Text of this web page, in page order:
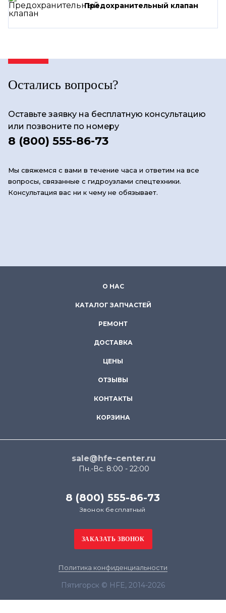
Предохранительный клапан
Остались вопросы?
Оставьте заявку на бесплатную консультацию
или позвоните по номеру
8 (800) 555-86-73
Мы свяжемся с вами в течение часа и ответим на все
вопросы, связанные с гидроузлами спецтехники.
Консультация вас ни к чему не обязывает.
О НАС
КАТАЛОГ ЗАПЧАСТЕЙ
РЕМОНТ
ДОСТАВКА
ЦЕНЫ
ОТЗЫВЫ
КОНТАКТЫ
КОРЗИНА
sale@hfe-center.ru
Пн.-Вс. 8:00 - 22:00
8 (800) 555-86-73
Звонок бесплатный
Политика конфиденциальности
Пятигорск © HFE, 2014-2026